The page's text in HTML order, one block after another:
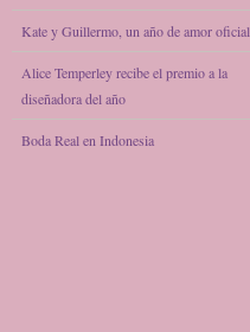
Kate y Guillermo, un año de amor oficial
Alice Temperley recibe el premio a la
diseñadora del año
Boda Real en Indonesia